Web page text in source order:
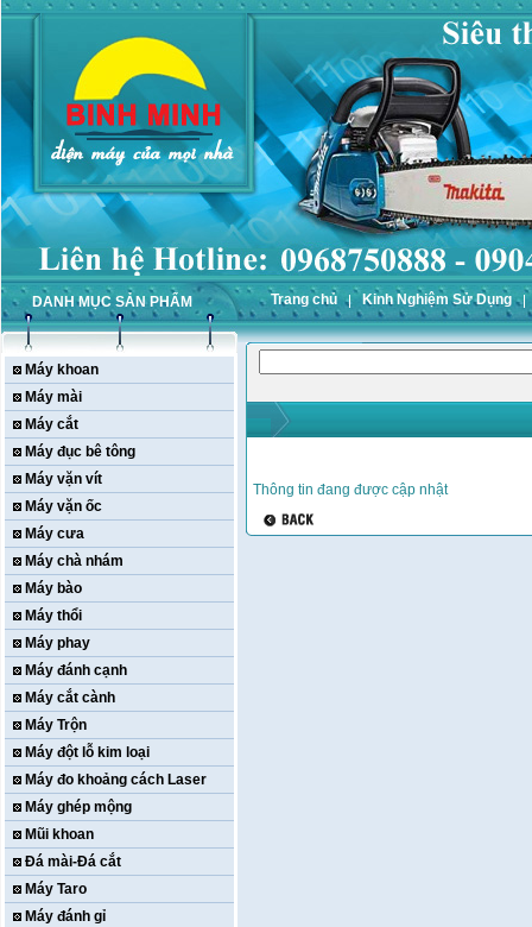
DANH MỤC SẢN PHẨM Trang chủ Kinh Nghiệm Sử Dụng
Máy khoan
Máy mài
Máy cắt
Máy đục bê tông
Máy vặn vít
Máy vặn ốc
Máy cưa
Máy chà nhám
Máy bào
Máy thổi
Máy phay
Máy đánh cạnh
Máy cắt cành
Máy Trộn
Máy đột lỗ kim loại
Máy đo khoảng cách Laser
Máy ghép mộng
Mũi khoan
Đá mài-Đá cắt
Máy Taro
Máy đánh gỉ
Thông tin đang được cập nhật